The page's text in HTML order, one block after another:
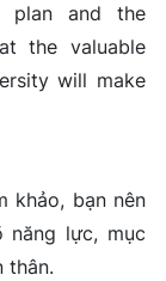
plan and the
the valuable
will make
khảo, bạn nên
năng lực, mục
thân.